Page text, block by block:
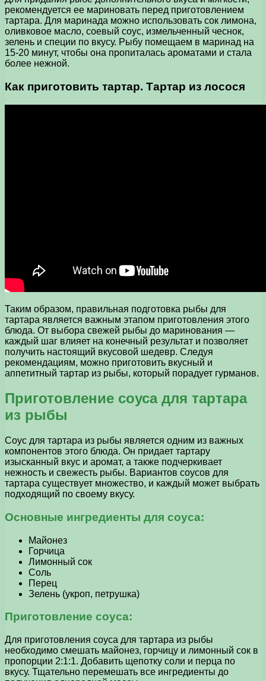
рекомендуется ее мариновать перед приготовлением
тартара. Для маринада можно использовать сок лимона,
оливковое масло, соевый соус, измельченный чеснок,
зелень и специи по вкусу. Рыбу помещаем в маринад на
15-20 минут, чтобы она пропиталась ароматами и стала
более нежной.
Как приготовить тартар. Тартар из лосося
Таким образом, правильная подготовка рыбы для
тартара является важным этапом приготовления этого
блюда. От выбора свежей рыбы до маринования —
каждый шаг влияет на конечный результат и позволяет
получить настоящий вкусовой шедевр. Следуя
рекомендациям, можно приготовить вкусный и
аппетитный тартар из рыбы, который порадует гурманов.
Приготовление соуса для тартара
из рыбы
Соус для тартара из рыбы является одним из важных
компонентов этого блюда. Он придает тартару
изысканный вкус и аромат, а также подчеркивает
нежность и свежесть рыбы. Вариантов соусов для
тартара существует множество, и каждый может выбрать
подходящий по своему вкусу.
Основные ингредиенты для соуса:
Майонез
Горчица
Лимонный сок
Соль
Перец
Зелень (укроп, петрушка)
Приготовление соуса:
Для приготовления соуса для тартара из рыбы
необходимо смешать майонез, горчицу и лимонный сок в
пропорции 2:1:1. Добавить щепотку соли и перца по
вкусу. Тщательно перемешать все ингредиенты до